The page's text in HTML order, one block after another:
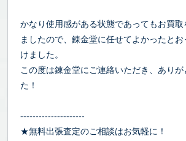
かなり使用感がある状態であってもお買取
ましたので、錬金堂に任せてよかったと
けました。
この度は錬金堂にご連絡いただき、ありが
た！
---------------------
★無料出張査定のご相談はお気軽に！